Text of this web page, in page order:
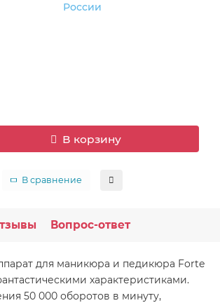
России
В корзину
В сравнение
Вопрос-ответ
для маникюра и педикюра Forte
характеристиками.
50 000 оборотов в минуту,